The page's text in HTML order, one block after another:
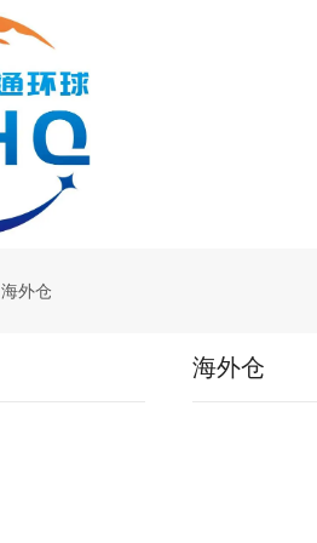
海外仓
海外仓